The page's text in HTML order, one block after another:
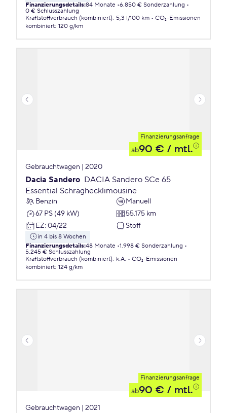
Finanzierungsdetails:84 Monate 6.850 € Sonderzahlung
0 € Schlusszahlung
Kraftstoffverbrauch (kombiniert): 5,3 l/100 km
CO₂-Emissionen
kombiniert: 120 g/km
Finanzierungsanfrage
ab90 € / mtl.
Gebrauchtwagen | 2020
Dacia Sandero DACIA Sandero SCe 65
Essential Schräghecklimousine
Benzin
Manuell
67 PS (49 kW)
55.175 km
EZ: 04/22 Stoff
in 4 bis 8 Wochen
Finanzierungsdetails:48 Monate 1.998 € Sonderzahlung
5.245 € Schlusszahlung
Kraftstoffverbrauch (kombiniert): k.A.
CO₂-Emissionen
kombiniert: 124 g/km
Finanzierungsanfrage
ab90 € / mtl.
Gebrauchtwagen | 2021